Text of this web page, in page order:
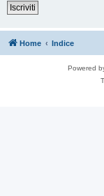
Iscriviti
Home Indice
Powered